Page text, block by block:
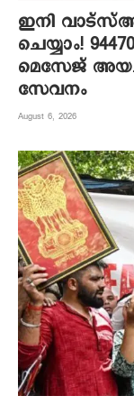
ഇനി
ചെയ്യാം!
മെസേജ്
സേവനം
August 6, 2026